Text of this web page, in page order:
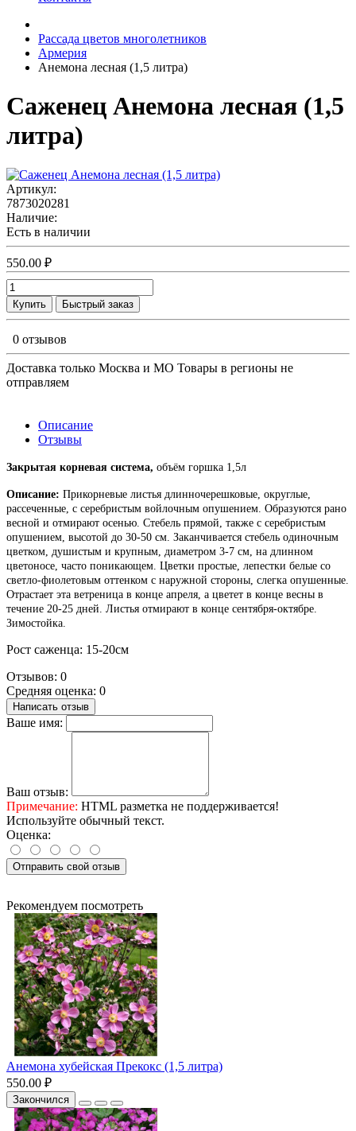
Рассада цветов многолетников
Армерия
Анемона лесная (1,5 литра)
Саженец Анемона лесная (1,5
литра)
Артикул:
7873020281
Наличие:
Есть в наличии
550.00 ₽
Купить Быстрый заказ
0 отзывов
Доставка только Москва и МО Товары в регионы не
отправляем
Описание
Отзывы
Закрытая корневая система, объём горшка 1,5л
Описание: Прикорневые листья длинночерешковые, округлые,
рассеченные, с серебристым войлочным опушением. Образуются рано
весной и отмирают осенью. Стебель прямой, также с серебристым
опушением, высотой до 30-50 см. Заканчивается стебель одиночным
цветком, душистым и крупным, диаметром 3-7 см, на длинном
цветоносе, часто поникающем. Цветки простые, лепестки белые со
светло-фиолетовым оттенком с наружной стороны, слегка опушенные.
Отрастает эта ветреница в конце апреля, а цветет в конце весны в
течение 20-25 дней. Листья отмирают в конце сентября-октябре.
Зимостойка.
Рост саженца: 15-20см
Отзывов: 0
Средняя оценка: 0
Написать отзыв
Ваше имя:
Ваш отзыв:
Примечание: HTML разметка не поддерживается!
Используйте обычный текст.
Оценка:
Отправить свой отзыв
Рекомендуем посмотреть
Анемона хубейская Прекокс (1,5 литра)
550.00 ₽
Закончился